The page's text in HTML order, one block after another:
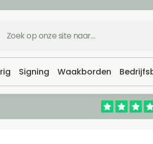
Signing Waakborden